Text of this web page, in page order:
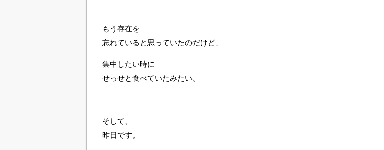
もう存在を
忘れていると思っていたのだけど、
集中したい時に
せっせと食べていたみたい。
そして、
昨日です。